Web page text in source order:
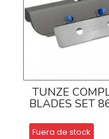
TUNZE
BLADES SET
Fuera de stock